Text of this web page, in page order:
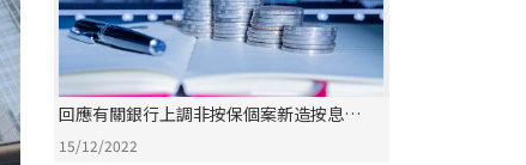
回應有關銀行上調非按保個案新造按息
0.25% 按保個案則維持不變
15/12/2022